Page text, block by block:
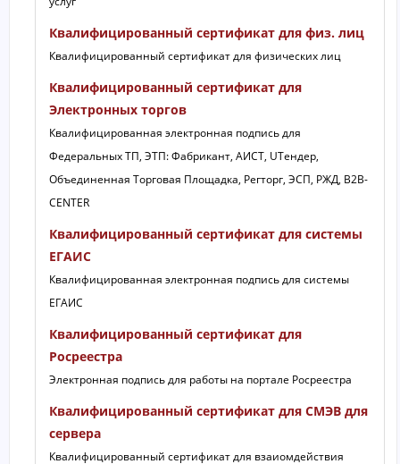
Квалифицированный сертификат для физ. лиц
Квалифицированный сертификат для физических лиц
Квалифицированный сертификат для
Электронных торгов
Квалифицированная электронная подпись для
Федеральных ТП, ЭТП: Фабрикант, АИСТ, UТендер,
Объединенная Торговая Площадка, Регторг, ЭСП, РЖД, B2B-
CENTER
Квалифицированный сертификат для системы
ЕГАИС
Квалифицированная электронная подпись для системы
ЕГАИС
Квалифицированный сертификат для
Росреестра
Электронная подпись для работы на портале Росреестра
Квалифицированный сертификат для СМЭВ для
сервера
Квалифицированный сертификат для взаиомдействия